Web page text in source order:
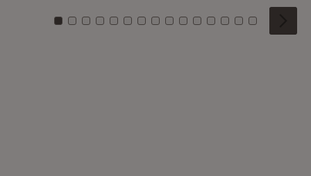
Zu Kachel: 0
Zu Kachel: 1
Zu Kachel: 2
Zu Kachel: 3
Zu Kachel: 4
Zu Kachel: 5
Zu Kachel: 6
Zu Kachel: 7
Zu Kachel: 8
Zu Kachel: 9
Zu Kachel: 10
Zu Kachel: 11
Zu Kachel: 12
Zu Kachel:
Zu